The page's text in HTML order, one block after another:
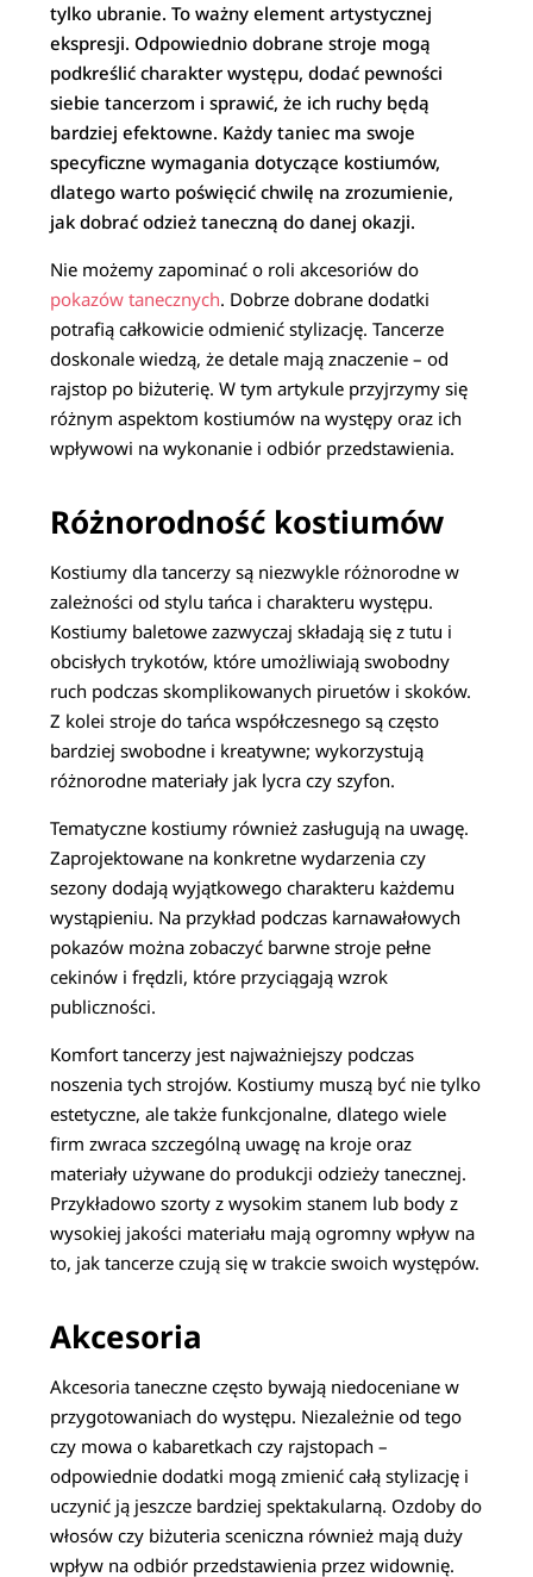
tylko ubranie. To ważny element artystycznej
ekspresji. Odpowiednio dobrane stroje mogą
podkreślić charakter występu, dodać pewności
siebie tancerzom i sprawić, że ich ruchy będą
bardziej efektowne. Każdy taniec ma swoje
specyficzne wymagania dotyczące kostiumów,
dlatego warto poświęcić chwilę na zrozumienie,
jak dobrać odzież taneczną do danej okazji.
Nie możemy zapominać o roli akcesoriów do
pokazów tanecznych. Dobrze dobrane dodatki
potrafią całkowicie odmienić stylizację. Tancerze
doskonale wiedzą, że detale mają znaczenie – od
rajstop po biżuterię. W tym artykule przyjrzymy się
różnym aspektom kostiumów na występy oraz ich
wpływowi na wykonanie i odbiór przedstawienia.
Różnorodność kostiumów
Kostiumy dla tancerzy są niezwykle różnorodne w
zależności od stylu tańca i charakteru występu.
Kostiumy baletowe zazwyczaj składają się z tutu i
obcisłych trykotów, które umożliwiają swobodny
ruch podczas skomplikowanych piruetów i skoków.
Z kolei stroje do tańca współczesnego są często
bardziej swobodne i kreatywne; wykorzystują
różnorodne materiały jak lycra czy szyfon.
Tematyczne kostiumy również zasługują na uwagę.
Zaprojektowane na konkretne wydarzenia czy
sezony dodają wyjątkowego charakteru każdemu
wystąpieniu. Na przykład podczas karnawałowych
pokazów można zobaczyć barwne stroje pełne
cekinów i frędzli, które przyciągają wzrok
publiczności.
Komfort tancerzy jest najważniejszy podczas
noszenia tych strojów. Kostiumy muszą być nie tylko
estetyczne, ale także funkcjonalne, dlatego wiele
firm zwraca szczególną uwagę na kroje oraz
materiały używane do produkcji odzieży tanecznej.
Przykładowo szorty z wysokim stanem lub body z
wysokiej jakości materiału mają ogromny wpływ na
to, jak tancerze czują się w trakcie swoich występów.
Akcesoria
Akcesoria taneczne często bywają niedoceniane w
przygotowaniach do występu. Niezależnie od tego
czy mowa o kabaretkach czy rajstopach –
odpowiednie dodatki mogą zmienić całą stylizację i
uczynić ją jeszcze bardziej spektakularną. Ozdoby do
włosów czy biżuteria sceniczna również mają duży
wpływ na odbiór przedstawienia przez widownię.